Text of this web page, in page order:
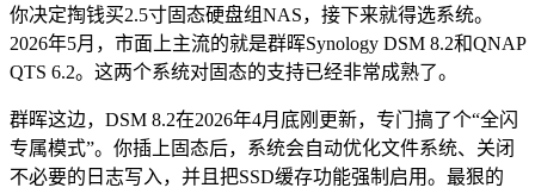
你决定掏钱买2.5寸固态硬盘组NAS，接下来就得选系统。
2026年5月，市面上主流的就是群晖Synology DSM 8.2和QNAP
QTS 6.2。这两个系统对固态的支持已经非常成熟了。
群晖这边，DSM 8.2在2026年4月底刚更新，专门搞了个“全闪
专属模式”。你插上固态后，系统会自动优化文件系统、关闭
不必要的日志写入，并且把SSD缓存功能强制启用。最狠的